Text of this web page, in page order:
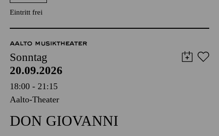
Eintritt frei
AALTO MUSIKTHEATER
Sonntag
20.09.2026
18:00 - 21:15
Aalto-Theater
DON GIO­VANNI